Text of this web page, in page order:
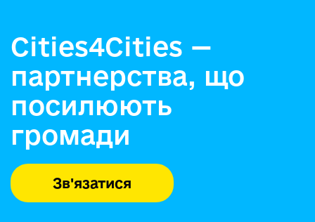
Cities4Cities —
партнерства, що
посилюють
громади
Зв'язатися